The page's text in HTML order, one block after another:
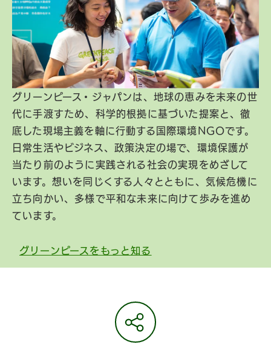
グリーンピース・ジャパンは、地球の恵みを未来の世
代に手渡すため、科学的根拠に基づいた提案と、徹
底した現場主義を軸に行動する国際環境NGOです。
日常生活やビジネス、政策決定の場で、環境保護が
当たり前のように実践される社会の実現をめざして
います。想いを同じくする人々とともに、気候危機に
立ち向かい、多様で平和な未来に向けて歩みを進め
ています。
グリーンピースをもっと知る